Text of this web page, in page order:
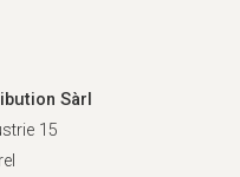
Sàrl
15